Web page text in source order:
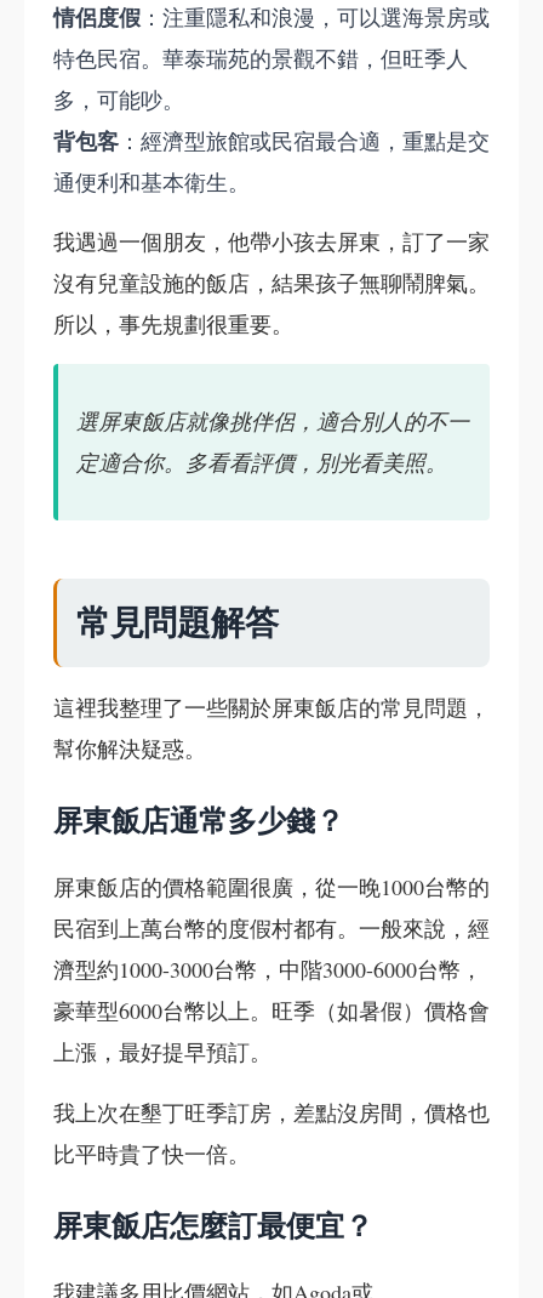
情侶度假 ：注重隱私和浪漫，可以選海景房或
特色民宿。華泰瑞苑的景觀不錯，但旺季人
多，可能吵。
背包客 ：經濟型旅館或民宿最合適，重點是交
通便利和基本衛生。
我遇過一個朋友，他帶小孩去屏東，訂了一家
沒有兒童設施的飯店，結果孩子無聊鬧脾氣。
所以，事先規劃很重要。
選屏東飯店就像挑伴侶，適合別人的不一
定適合你。多看看評價，別光看美照。
常見問題解答
這裡我整理了一些關於屏東飯店的常見問題，
幫你解決疑惑。
屏東飯店通常多少錢？
屏東飯店的價格範圍很廣，從一晚1000台幣的
民宿到上萬台幣的度假村都有。一般來說，經
濟型約1000-3000台幣，中階3000-6000台幣，
豪華型6000台幣以上。旺季（如暑假）價格會
上漲，最好提早預訂。
我上次在墾丁旺季訂房，差點沒房間，價格也
比平時貴了快一倍。
屏東飯店怎麼訂最便宜？
我建議多用比價網站，如Agoda或